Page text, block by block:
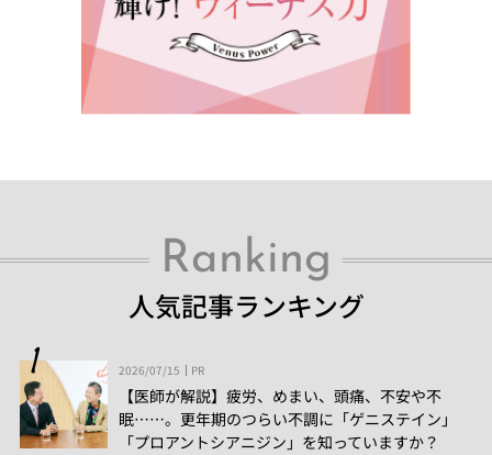
Ranking
人気記事ランキング
2026/07/15 PR
【医師が解説】疲労、めまい、頭痛、不安や不
眠……。更年期のつらい不調に「ゲニステイン」
「プロアントシアニジン」を知っていますか？